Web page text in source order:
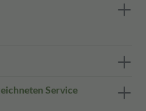
Service